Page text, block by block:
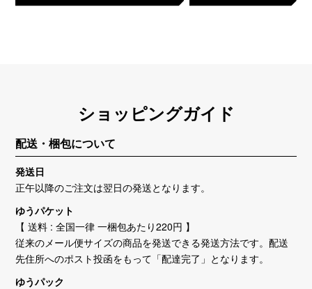
ショッピングガイド
配送・梱包について
発送日
正午以降のご注文は翌日の発送となります。
ゆうパケット
【 送料 : 全国一律 一梱包あたり220円 】
従来のメール便サイズの商品を発送できる発送方法です。配送
先住所へのポスト投函をもって「配達完了」となります。
ゆうパック